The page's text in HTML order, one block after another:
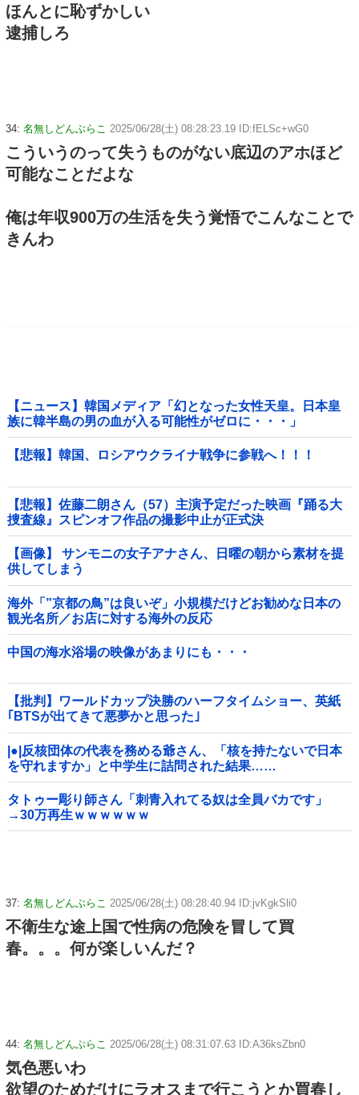
ほんとに恥ずかしい
逮捕しろ
34: 名無しどんぶらこ 2025/06/28(土) 08:28:23.19 ID:fELSc+wG0
こういうのって失うものがない底辺のアホほど
可能なことだよな
俺は年収900万の生活を失う覚悟でこんなことで
きんわ
【ニュース】韓国メディア「幻となった女性天皇。日本皇
族に韓半島の男の血が入る可能性がゼロに・・・」
【悲報】韓国、ロシアウクライナ戦争に参戦へ！！！
【悲報】佐藤二朗さん（57）主演予定だった映画『踊る大
捜査線』スピンオフ作品の撮影中止が正式決
定・・・・・・・・・他
【画像】 サンモニの女子アナさん、日曜の朝から素材を提
供してしまう
海外「”京都の鳥”は良いぞ」小規模だけどお勧めな日本の
観光名所／お店に対する海外の反応
中国の海水浴場の映像があまりにも・・・
【批判】ワールドカップ決勝のハーフタイムショー、英紙
｢BTSが出てきて悪夢かと思った｣
|●|反核団体の代表を務める爺さん、「核を持たないで日本
を守れますか」と中学生に詰問された結果……
タトゥー彫り師さん「刺青入れてる奴は全員バカです」
→30万再生ｗｗｗｗｗｗ
37: 名無しどんぶらこ 2025/06/28(土) 08:28:40.94 ID:jvKgkSli0
不衛生な途上国で性病の危険を冒して買
春。。。何が楽しいんだ？
44: 名無しどんぶらこ 2025/06/28(土) 08:31:07.63 ID:A36ksZbn0
気色悪いわ
欲望のためだけにラオスまで行こうとか買春し